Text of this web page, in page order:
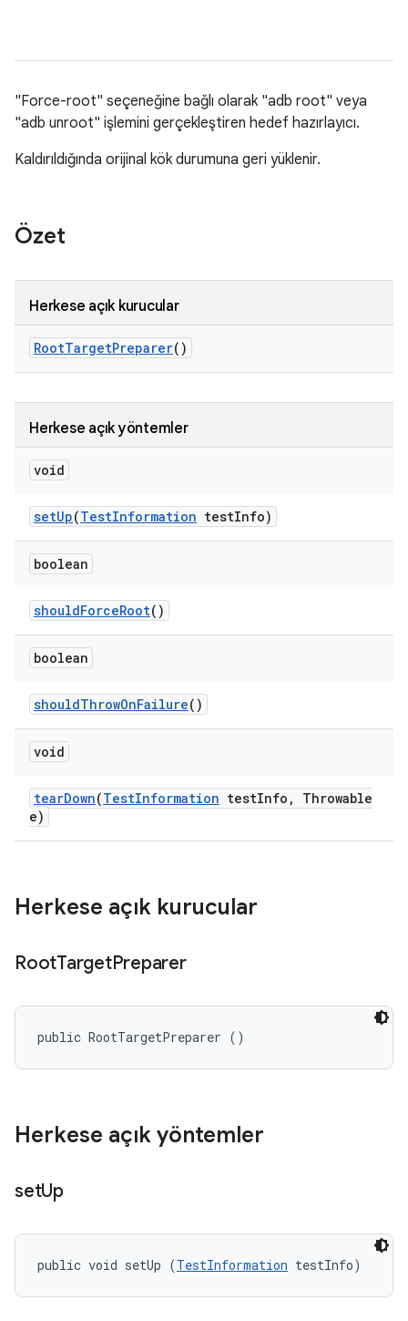
"Force-root" seçeneğine bağlı olarak "adb root" veya
"adb unroot" işlemini gerçekleştiren hedef hazırlayıcı.
Kaldırıldığında orijinal kök durumuna geri yüklenir.
Özet
Herkese açık kurucular
RootTargetPreparer()
Herkese açık yöntemler
void
setUp(TestInformation testInfo)
boolean
shouldForceRoot()
boolean
shouldThrowOnFailure()
void
tearDown(TestInformation testInfo ,
Throwable
e)
Herkese açık kurucular
RootTargetPreparer
public RootTargetPreparer ()
Herkese açık yöntemler
setUp
public void setUp (TestInformation testInfo)